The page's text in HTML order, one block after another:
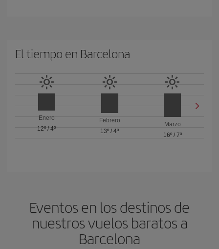
El tiempo en Barcelona
Enero
12º/4º
Febrero
13º / 4º
Marzo
16º/ 7º
Eventos en los destinos de
nuestros vuelos baratos a
Barcelona